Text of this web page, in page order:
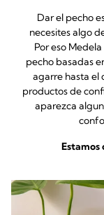
Dar el pecho
necesites algo
Por eso
pecho basadas
agarre hasta el
productos de
aparezca
Estamos